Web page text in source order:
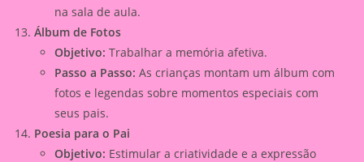
na sala de aula.
Álbum de Fotos
Objetivo: Trabalhar a memória afetiva.
Passo a Passo: As crianças montam um álbum com
fotos e legendas sobre momentos especiais com
seus pais.
Poesia para o Pai
Objetivo: Estimular a criatividade e a expressão